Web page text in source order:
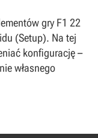
gry F1 22
(Setup). Na tej
konfigurację –
własnego